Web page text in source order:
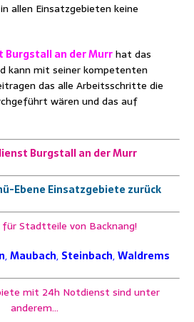
allen Einsatzgebieten keine
Burgstall an der Murrhat das
kann mit seiner kompetenten
das alle Arbeitsschritte die
wären und das auf
Burgstall an der Murr
Ebene Einsatzgebiete zurück
Stadtteile von Backnang!
,Maubach, Steinbach,Waldrems
mit 24h Notdienst sind unter
anderem…